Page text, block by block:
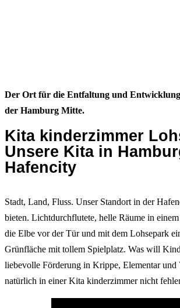
Der Ort für die Entfaltung und Entwicklung
der Hamburg Mitte.
Kita kinderzimmer
Unsere Kita in
Hafencity
Stadt, Land, Fluss. Unser Standort in der
bieten. Lichtdurchflutete, helle Räume in
die Elbe vor der Tür und mit dem Lohsepark
Grünfläche mit tollem Spielplatz. Was will
liebevolle Förderung in Krippe, Elementar und
natürlich in einer Kita kinderzimmer nicht